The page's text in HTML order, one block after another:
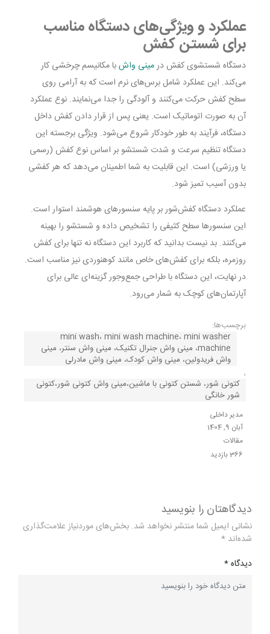
عملکرد و ویژگی‌های دستگاه مناسب
برای شستن کفش
دستگاه شستشوی کفش درمینی واشبا مکانیسم چرخشی کار
می‌کند. این عملکرد شامل برس‌های نرم است که به آرامی روی
سطح کفش حرکت می‌کنند و آلودگی را جدا می‌نمایند. نوع عملکرد
آن به صورت اتوماتیک است. یعنی پس از قرار دادن کفش داخل
دستگاه، فرآیند به طور خودکار شروع می‌شود. ویژگی برجسته این‌
دستگاه تنظیم سرعت و شدت شستشو بر اساس نوع کفش (رسمی
یا ورزشی) است. این قابلیت به شما اطمینان می‌دهد که هر کفشی
بدون آسیب تمیز شود.
عملکرد دستگاه کفش‌شور بر پایه سنسورهای هوشمند استوار است.
این سنسورها سطح کثیفی را تشخیص داده و شستشو را بهینه
می‌کنند. بد نیست بدانید که کاربرد این دستگاه نه تنها برای کفش
روزمره، بلکه برای کفش‌های خاص مانند کوهنوردی نیز مناسب است.
در نهایت، این دستگاه با طراحی جمع‌وجور گزینه‌ای عالی برای
آپارتمان‌های کوچک به شمار می‌رود.
برچسب‌ها:
mini wash، mini wash machine، mini washer
machine، مینی واش جنرال تکنیک، مینی واش سنتر، مینی
واش فریدولین، مینی واش کودک، مینی واش مادرلی
,
کتونی شور، شستن کتونی با ماشین،مینی واش کتونی شور،کتونی
شور خانگی
مدیر داخلی
آبان 9, 1404
مقالات
366 بازدید
دیدگاهتان را بنویسید
نشانی ایمیل شما منتشر نخواهد شد. بخش‌های موردنیاز علامت‌گذاری
شده‌اند *
دیدگاه*